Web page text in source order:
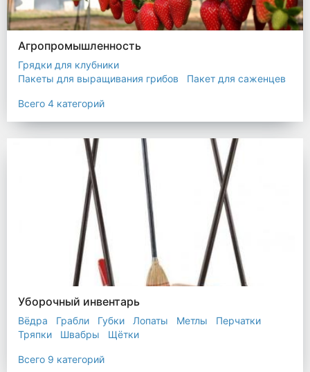
Агропромышленность
Грядки для клубники
Пакеты для выращивания грибов
Пакет для саженцев
Всего 4 категорий
Уборочный инвентарь
Вёдра Грабли Губки Лопаты Метлы
Перчатки
Тряпки
Швабры Щётки
Всего 9 категорий